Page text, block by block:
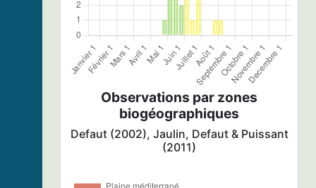
Observations par zones
biogéographiques
Defaut (2002), Jaulin, Defaut & Puissant
(2011)